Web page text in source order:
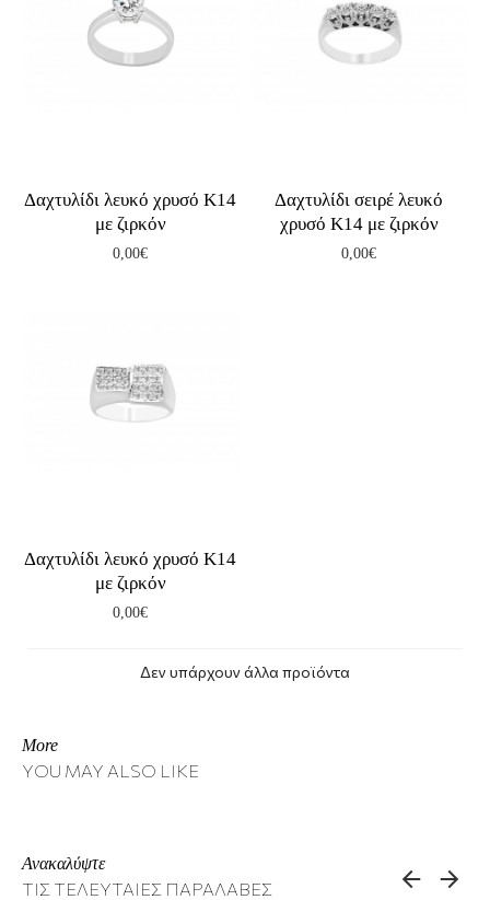
Δαχτυλίδι λευκό χρυσό Κ14
με ζιρκόν
0,00€
Δαχτυλίδι σειρέ λευκό
χρυσό Κ14 με ζιρκόν
0,00€
Δαχτυλίδι λευκό χρυσό Κ14
με ζιρκόν
0,00€
Δεν υπάρχουν άλλα προϊόντα
More
YOU MAY ALSO LIKE
Ανακαλύψτε
ΤΙΣ ΤΕΛΕΥΤΑΙΕΣ ΠΑΡΑΛΑΒΕΣ